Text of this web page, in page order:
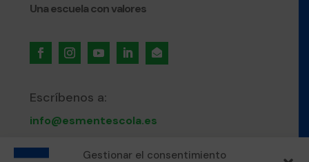
Gestionar el consentimiento
Una escuela con valores

Escríbenos a:
info@esmentescola.es
Llámanos al: